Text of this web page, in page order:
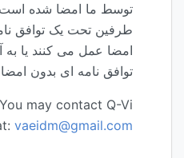
توسط ما امضا شده
طرفین تحت یک توافق
امضا عمل می کنند یا به
توافق نامه ای بدون امضا
may contact Q-Vi
vaeidm@gmail.com